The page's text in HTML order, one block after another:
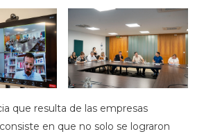
que resulta de las empresas
en que no solo se lograron